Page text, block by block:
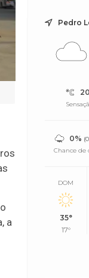
a
Pedro
0%
Chance de
DOM
35°
17°